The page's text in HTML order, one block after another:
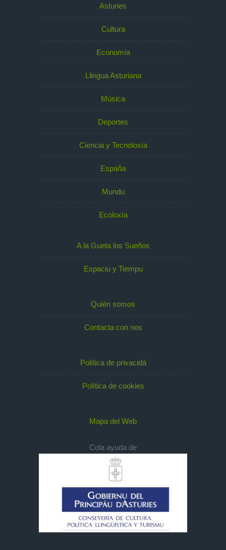
Asturies
Cultura
Economía
Llingua Asturiana
Música
Deportes
Ciencia y Tecnoloxía
España
Mundu
Ecoloxía
A la Gueta los Sueños
Espaciu y Tiempu
Quién somos
Contacta con nos
Política de privacidá
Política de cookies
Mapa del Web
Cola ayuda de